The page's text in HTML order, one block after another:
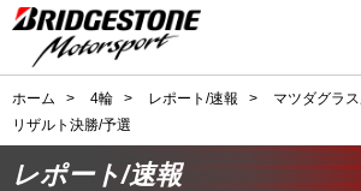
ホーム > 4輪 > レポート/速報 > マツダグラ
リザルト決勝/予選
レポート/速報